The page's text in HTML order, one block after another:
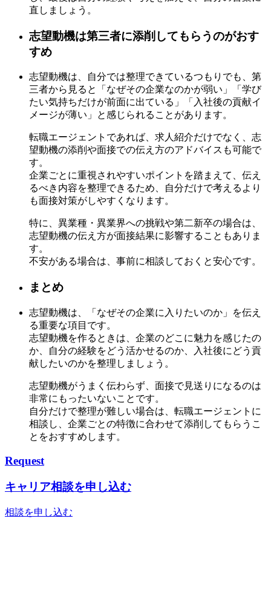
直しましょう。
志望動機は第三者に添削してもらうのがおす
すめ
志望動機は、自分では整理できているつもりでも、第
三者から見ると「なぜその企業なのかが弱い」「学び
たい気持ちだけが前面に出ている」「入社後の貢献イ
メージが薄い」と感じられることがあります。
転職エージェントであれば、求人紹介だけでなく、志
望動機の添削や面接での伝え方のアドバイスも可能で
す。
企業ごとに重視されやすいポイントを踏まえて、伝え
るべき内容を整理できるため、自分だけで考えるより
も面接対策がしやすくなります。
特に、異業種・異業界への挑戦や第二新卒の場合は、
志望動機の伝え方が面接結果に影響することもありま
す。
不安がある場合は、事前に相談しておくと安心です。
まとめ
志望動機は、「なぜその企業に入りたいのか」を伝え
る重要な項目です。
志望動機を作るときは、企業のどこに魅力を感じたの
か、自分の経験をどう活かせるのか、入社後にどう貢
献したいのかを整理しましょう。
志望動機がうまく伝わらず、面接で見送りになるのは
非常にもったいないことです。
自分だけで整理が難しい場合は、転職エージェントに
相談し、企業ごとの特徴に合わせて添削してもらうこ
とをおすすめします。
Request
キャリア相談を申し込む
相談を申し込む